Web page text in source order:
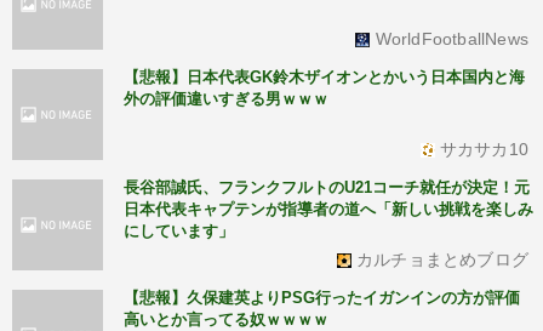
WorldFootballNews
【悲報】日本代表GK鈴木ザイオンとかいう日本国内と海
外の評価違いすぎる男ｗｗｗ
サカサカ10
長谷部誠氏、フランクフルトのU21コーチ就任が決定！元
日本代表キャプテンが指導者の道へ「新しい挑戦を楽しみ
にしています」
カルチョまとめブログ
【悲報】久保建英よりPSG行ったイガンインの方が評価
高いとか言ってる奴ｗｗｗｗ